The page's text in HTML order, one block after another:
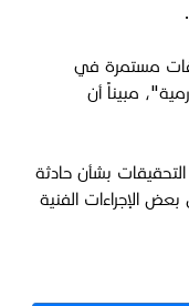
مستمرة في
مبيناً أن
التحقيقات بشأن حادثة
الإجراءات الفنية